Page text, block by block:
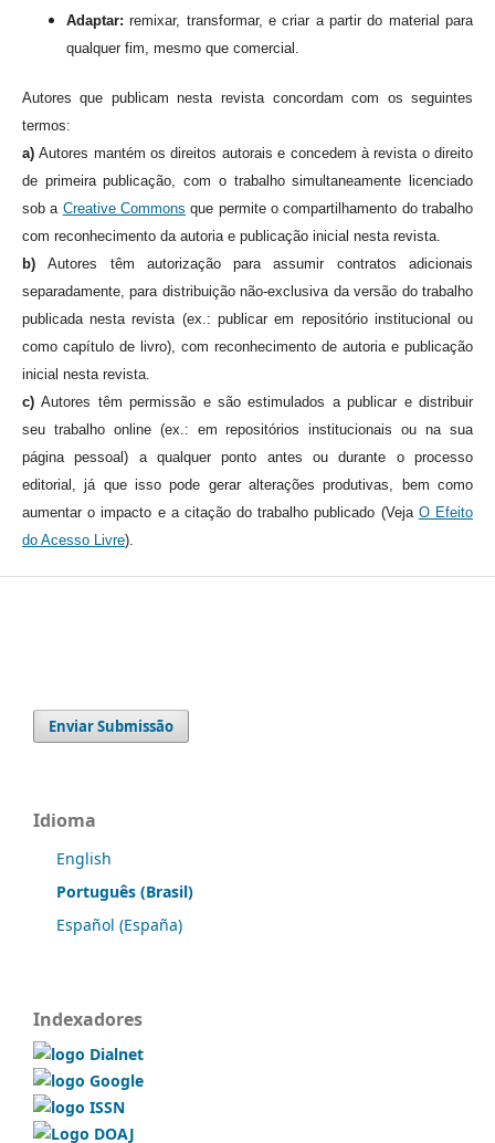
Adaptar: remixar, transformar, e criar a partir do material para
qualquer fim, mesmo que comercial.
Autores que publicam nesta revista concordam com os seguintes
termos:
a)Autores mantém os direitos autorais e concedem à revista o direito
de primeira publicação, com o trabalho simultaneamente licenciado
sob a Creative Commons que permite o compartilhamento do trabalho
com reconhecimento da autoria e publicação inicial nesta revista.
b)Autores têm autorização para assumir contratos adicionais
separadamente, para distribuição não-exclusiva da versão do trabalho
publicada nesta revista (ex.: publicar em repositório institucional ou
como capítulo de livro), com reconhecimento de autoria e publicação
inicial nesta revista.
c)Autores têm permissão e são estimulados a publicar e distribuir
seu trabalho online (ex.: em repositórios institucionais ou na sua
página pessoal) a qualquer ponto antes ou durante o processo
editorial, já que isso pode gerar alterações produtivas, bem como
aumentar o impacto e a citação do trabalho publicado (Veja O Efeito
do Acesso Livre).
Enviar Submissão
Idioma
English
Português (Brasil)
Español (España)
Indexadores